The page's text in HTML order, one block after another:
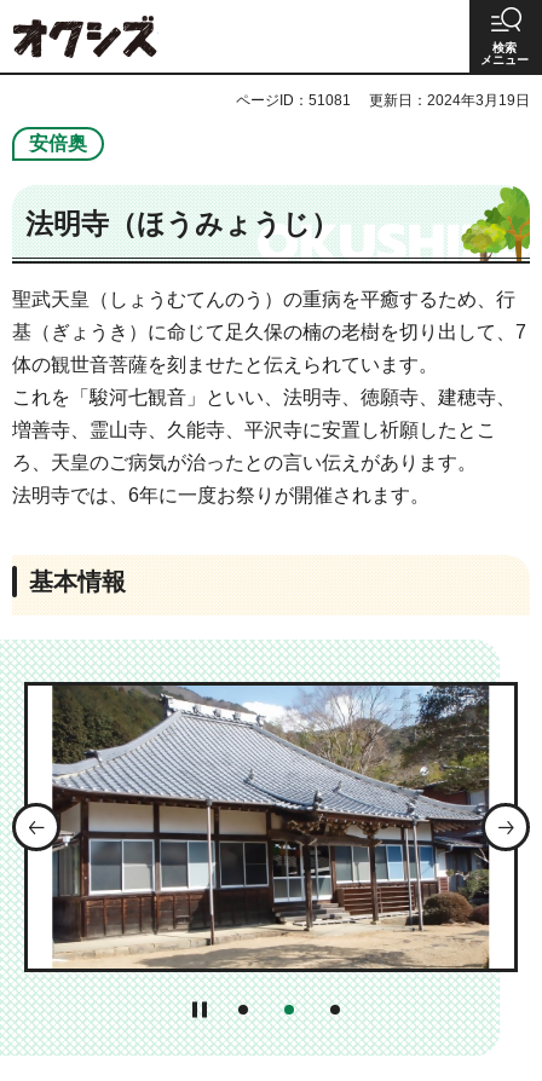
検索
メニュー
ページID：51081 更新日：2024年3月19日
安倍奥
法明寺（ほうみょうじ）
聖武天皇（しょうむてんのう）の重病を平癒するため、行
基（ぎょうき）に命じて足久保の楠の老樹を切り出して、7
体の観世音菩薩を刻ませたと伝えられています。
これを「駿河七観音」といい、法明寺、徳願寺、建穂寺、
増善寺、霊山寺、久能寺、平沢寺に安置し祈願したとこ
ろ、天皇のご病気が治ったとの言い伝えがあります。
法明寺では、6年に一度お祭りが開催されます。
基本情報
前のスライドを表示
1番目のスライドを表示
2番目のスライドを表示
3番目のスライドを表示